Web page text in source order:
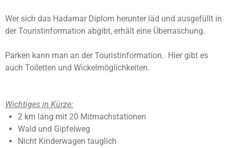
Wer sich das Hadamar Diplom herunter läd und ausgefüllt in
der Touristinformation abgibt, erhält eine Überraschung.
Parken kann man an der Touristinformation. Hier gibt es
auch Toiletten und Wickelmöglichkeiten.
Wichtiges in Kürze:
2 km lang mit 20 Mitmachstationen
Wald und Gipfelweg
Nicht Kinderwagen tauglich